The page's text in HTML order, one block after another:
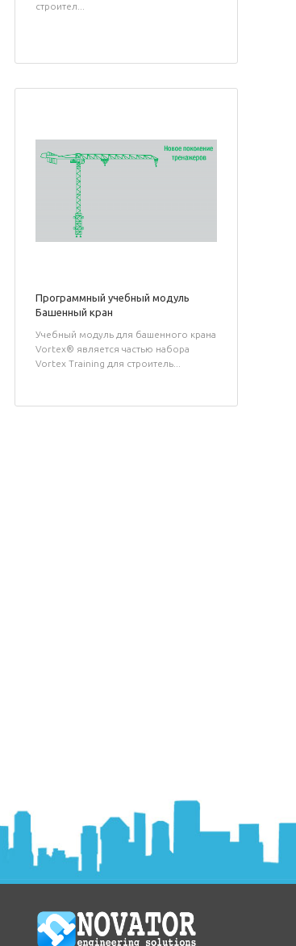
строител...
Программный учебный модуль
Башенный кран
Учебный модуль для башенного крана
Vortex® является частью набора
Vortex Training для строитель...